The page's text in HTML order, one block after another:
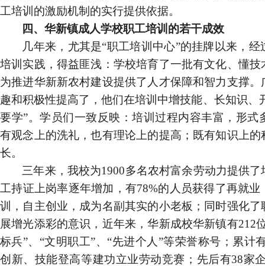
工培训的激励机制的实行提供依据。
四、华新镇成人学校职工培训的若干成效
几年来，尤其是“职工培训中心”的挂牌以来，
培训实践，得益匪浅：学校培育了一批有文化、懂
为推进华新新农村建设提供了人才保障和智力支撑
趣和积极性提高了，他们在培训中增技能、长知识、
要学”。学员们一致反映：培训过程内容丰富，形式
有观念上的洗礼，也有理论上的提高；既有知识上
长。
三年来，我校为1900多名农村富余劳动力提供
工持证上岗率逐年增加，有78%的人员获得了再就
训，自主创业，成为名副其实的小老板；同时强化
展增光添彩的意识，近年来，华新成校华新镇有212
标兵”、“文明职工”、“先进个人”等荣誉称号；累计
创新、技能登高等建功立业劳动竞赛；先后有38家